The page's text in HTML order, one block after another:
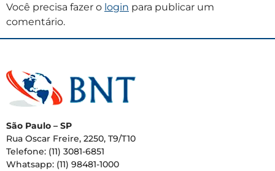
Você precisa fazer o login para publicar um
comentário.
São Paulo – SP
Rua Oscar Freire, 2250, T9/T10
Telefone: (11) 3081-6851
Whatsapp: (11) 98481-1000